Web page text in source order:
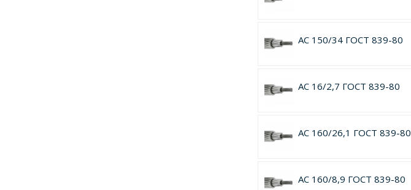
АС 150/34 ГОСТ 839-80
АС 16/2,7 ГОСТ 839-80
АС 160/26,1 ГОСТ 839-80
АС 160/8,9 ГОСТ 839-80